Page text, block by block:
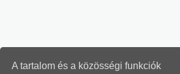
A tartalom és a közösségi funkciók